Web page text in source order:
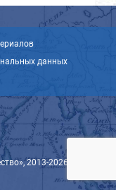
данных
2013-2026